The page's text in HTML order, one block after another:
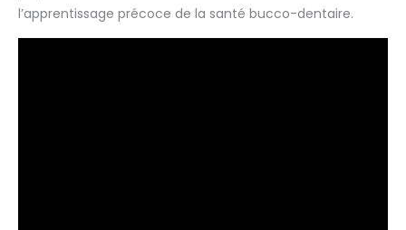
l’apprentissage précoce de la santé bucco-dentaire.